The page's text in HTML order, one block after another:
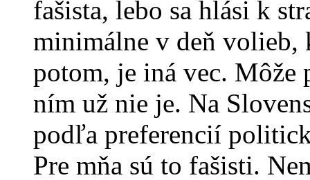
fašista, lebo sa hlási k
minimálne v deň
potom, je iná vec. Môže
ním už nie je. Na
podľa preferencií
Pre mňa sú to fašisti.